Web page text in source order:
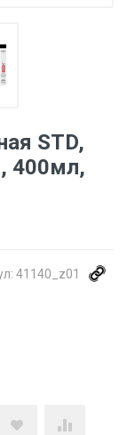
STD,
400мл,
41140_z01